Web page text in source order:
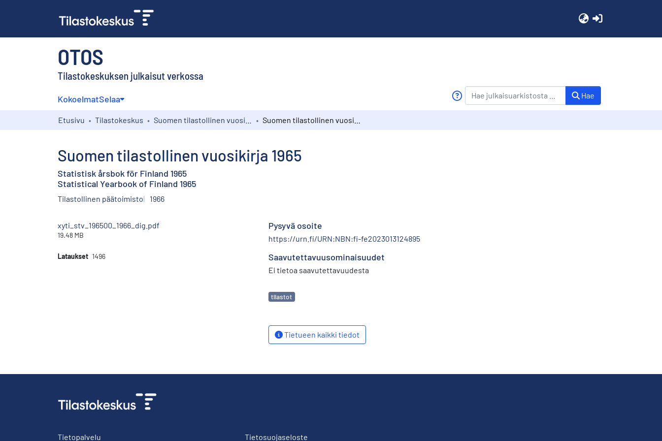
OTOS
Tilastokeskuksen julkaisut verkossa
KokoelmatSelaa Hae
Etusivu Tilastokeskus
Suomen tilastollinen vuosikirja 1965
Statistisk årsbok för Finland 1965
Statistical Yearbook of Finland 1965
Tilastollinen päätoimisto 1966
xyti_stv_196500_1966_dig.pdf
19.48 MB
Lataukset 1496
Pysyvä osoite
https://urn.fi/URN:NBN:fi-fe2023013124895
Saavutettavuusominaisuudet
Ei tietoa saavutettavuudesta
Avainsanat
tilastot
Tietueen kaikki tiedot
Tietopalvelu Tietosuojaseloste